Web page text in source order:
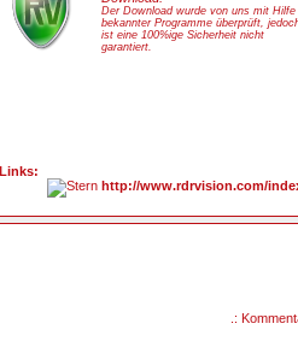
Der Download wurde von uns mit Hilfe
bekannter Programme überprüft,
ist eine 100%ige Sicherheit nicht
garantiert.
Links:
http://www.rdrvision.com/
.: